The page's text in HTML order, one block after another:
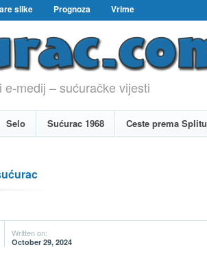
slike Prognoza Vrime
medij – sućuračke vijesti
Selo Sućurac 1968 Ceste prema Splitu
Written on:
October 29, 2024